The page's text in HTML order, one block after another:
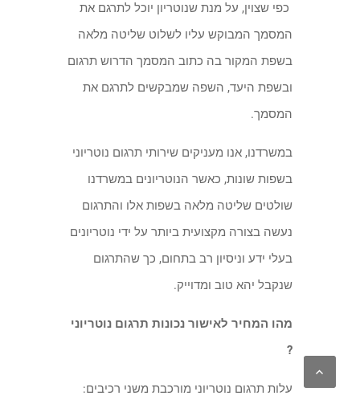
כפי שצוין, על מנת שנוטריון יוכל לתרגם את
המסמך המבוקש עליו לשלוט שליטה מלאה
בשפת המקור בה כתוב המסמך הדרוש תרגום
ובשפת היעד, השפה שמבקשים לתרגם את
המסמך.
במשרדנו, אנו מעניקים שירותי תרגום נוטריוני
בשפות שונות, כאשר הנוטריונים במשרדנו
שולטים שליטה מלאה בשפות אלו והתרגום
נעשה בצורה מקצועית ביותר על ידי נוטריונים
בעלי ידע וניסיון רב בתחום, כך שהתרגום
שנקבל יהא טוב ומדוייק.
מהו המחיר לאישור נכונות תרגום נוטריוני
?
עלות תרגום נוטריוני מורכבת משני רכיבים: